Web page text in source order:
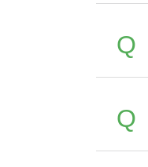
A
Q
A
Q